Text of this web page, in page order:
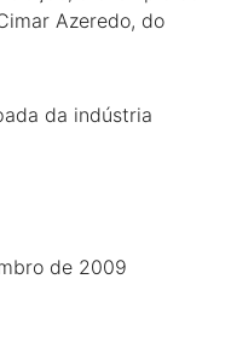
Azeredo, do
da indústria
de 2009